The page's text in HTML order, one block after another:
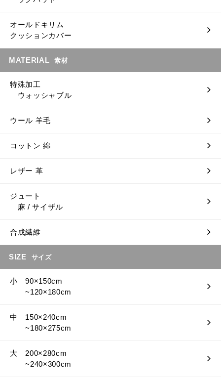
オールドキリム
クッションカバー
MATERIAL 素材
特殊加工
ウォッシャブル
ウール 羊毛
コットン 綿
レザー 革
ジュート
麻 / サイザル
合成繊維
SIZE サイズ
小 90×150cm
~120×180cm
中 150×240cm
~180×275cm
大 200×280cm
~240×300cm